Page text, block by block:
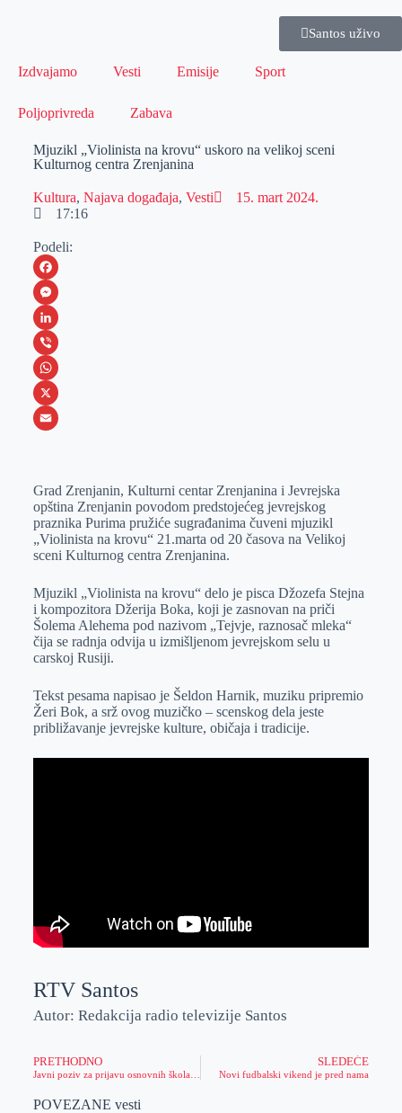
Santos uživo
Izdvajamo Vesti Emisije Sport
Poljoprivreda Zabava
Mjuzikl „Violinista na krovu“ uskoro na velikoj sceni
Kulturnog centra Zrenjanina
Kultura, Najava događaja, Vesti
15. mart 2024.
17:16
Podeli:
F
a
c
e
b
o
M
e
s
s
e
e
r
L
i
n
k
I
n
V
i
b
W
h
s
A
p
X
a
i
l
Grad Zrenjanin, Kulturni centar Zrenjanina i Jevrejska
opština Zrenjanin povodom predstojećeg jevrejskog
praznika Purima pružiće sugrađanima čuveni mjuzikl
„Violinista na krovu“ 21.marta od 20 časova na Velikoj
sceni Kulturnog centra Zrenjanina.
Mjuzikl „Violinista na krovu“ delo je pisca Džozefa Stejna
i kompozitora Džerija Boka, koji je zasnovan na priči
Šolema Alehema pod nazivom „Tejvje, raznosač mleka“
čija se radnja odvija u izmišljenom jevrejskom selu u
carskoj Rusiji.
Tekst pesama napisao je Šeldon Harnik, muziku pripremio
Žeri Bok, a srž ovog muzičko – scenskog dela jeste
približavanje jevrejske kulture, običaja i tradicije.
RTV Santos
Autor: Redakcija radio televizije Santos
PRETHODNO
Javni poziv za prijavu osnovnih škola Srednjobanatskog okruga za dodelu besplatnih udžbenika
SLEDEĆE
Novi fudbalski vikend je pred nama
POVEZANE vesti